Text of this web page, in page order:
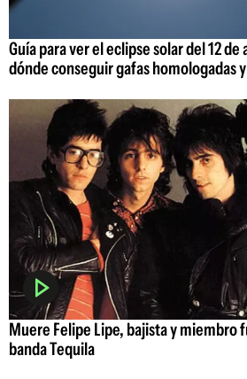
Guía para ver el eclipse solar del 12 de
dónde conseguir gafas homologadas
Muere Felipe Lipe, bajista y miembro
banda Tequila